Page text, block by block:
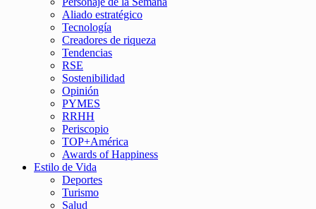
Aliado estratégico
Tecnología
Creadores de riqueza
Tendencias
RSE
Sostenibilidad
Opinión
PYMES
RRHH
Periscopio
TOP+América
Awards of Happiness
Estilo de Vida
Deportes
Turismo
Salud